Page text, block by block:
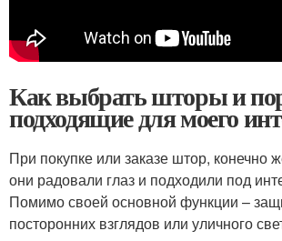
Как выбрать шторы и
подходящие для моего
При покупке или заказе штор, конечно
они радовали глаз и подходили под
Помимо своей основной функции –
посторонних взглядов или уличного